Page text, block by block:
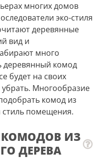
многих домов
эко-стиля
деревянные
вид и
много
деревянный комод
будет на своих
Многообразие
комод из
стиль помещения.
ИЗ
ДЕРЕВА